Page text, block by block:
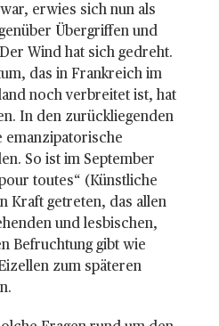
erwies sich nun als
Übergriffen und
Wind hat sich gedreht.
das in Frankreich im
noch verbreitet ist, hat
In den zurückliegenden
emanzipatorische
So ist im September
toutes“ (Künstliche
Kraft getreten, das allen
und lesbischen,
Befruchtung gibt wie
zum späteren